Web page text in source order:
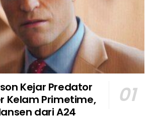
Kejar Predator
Kelam Primetime,
dari A24